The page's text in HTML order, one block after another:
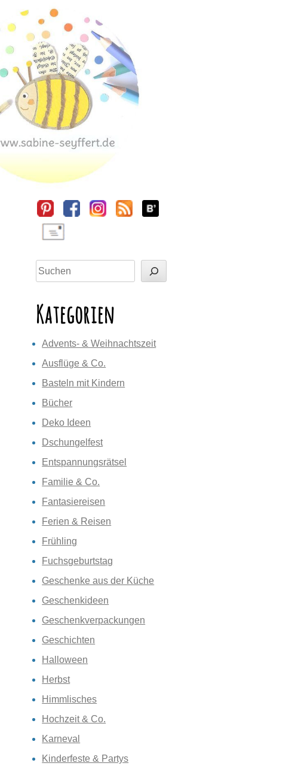
Sidebar
Suchen
Kategorien
Advents- & Weihnachtszeit
Ausflüge & Co.
Basteln mit Kindern
Bücher
Deko Ideen
Dschungelfest
Entspannungsrätsel
Familie & Co.
Fantasiereisen
Ferien & Reisen
Frühling
Fuchsgeburtstag
Geschenke aus der Küche
Geschenkideen
Geschenkverpackungen
Geschichten
Halloween
Herbst
Himmlisches
Hochzeit & Co.
Karneval
Kinderfeste & Partys